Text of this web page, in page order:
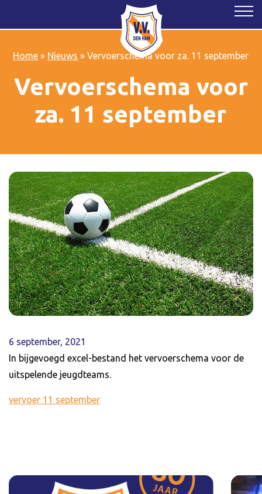
Home » Nieuws »Vervoerschema voor za. 11 september
Vervoerschema voor
za. 11 september
6 september, 2021
In bijgevoegd excel-bestand het vervoerschema voor de
uitspelende jeugdteams.
vervoer 11 september